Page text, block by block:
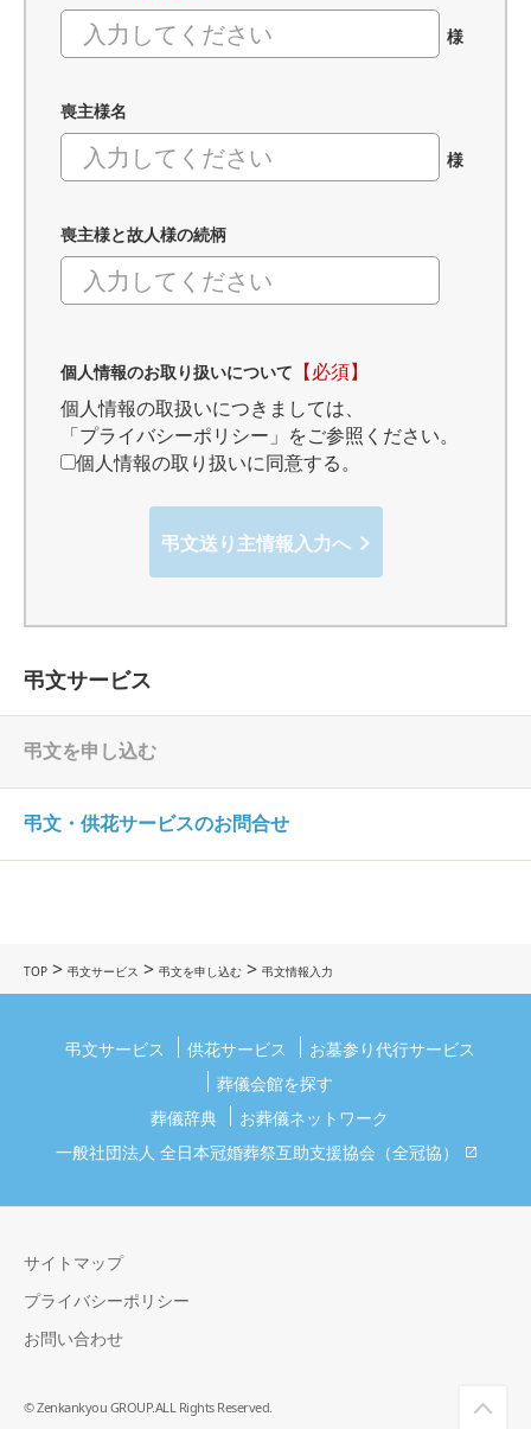
様
喪主様名
様
喪主様と故人様の続柄
個人情報のお取り扱いについて 【必須】
個人情報の取扱いにつきましては、
「プライバシーポリシー」 をご参照ください。
個人情報の取り扱いに同意する。
弔文送り主情報入力へ
弔文サービス
弔文を申し込む
弔文・供花サービスのお問合せ
TOP > 弔文サービス > 弔文を申し込む > 弔文情報入力
弔文サービス 供花サービス
お墓参り代行サービス
葬儀会館を探す
葬儀辞典
お葬儀ネットワーク
一般社団法人 全日本冠婚葬祭互助支援協会（全冠協）
サイトマップ
プライバシーポリシー
お問い合わせ
© Zenkankyou GROUP.ALL Rights Reserved.